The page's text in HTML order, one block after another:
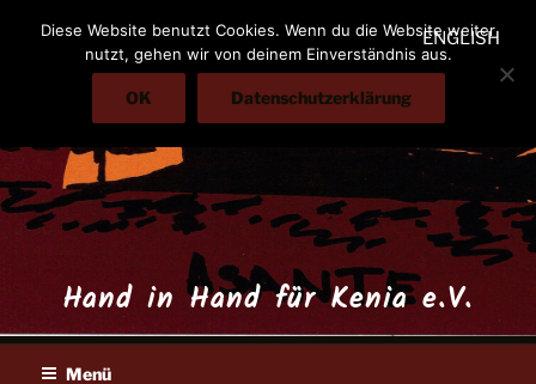
Inhalt
Hand in Hand für Kenia e.V.
ENGLISH
Menü
Diese Website benutzt Cookies. Wenn du die Website weiter
nutzt, gehen wir von deinem Einverständnis aus.
OK Datenschutzerklärung